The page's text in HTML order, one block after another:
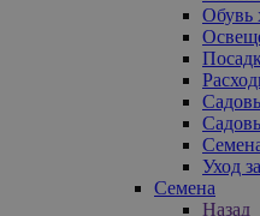
Обувь
Уход
Семена
Назад